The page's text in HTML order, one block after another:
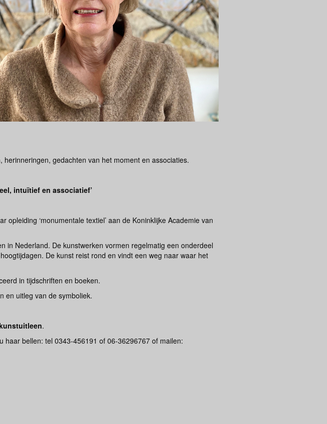
gedachten van het moment en associaties.
intuïtief en associatief’
opleiding ‘monumentale textiel’ aan de Koninklijke Academie van
in Nederland. De kunstwerken vormen regelmatig een onderdeel
De kunst reist rond en vindt een weg naar waar het
in tijdschriften en boeken.
en uitleg van de symboliek.
.
haar bellen: tel 0343-456191 of 06-36296767 of mailen: